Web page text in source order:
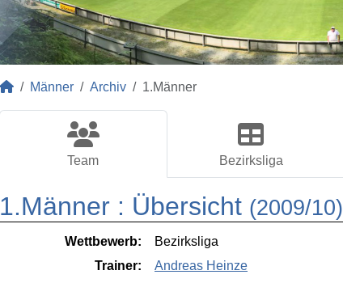
Männer Archiv 1.Männer
Team Bezirksliga
1.Männer : Übersicht (2009/10)
Wettbewerb:
Bezirksliga
Trainer:
Andreas Heinze